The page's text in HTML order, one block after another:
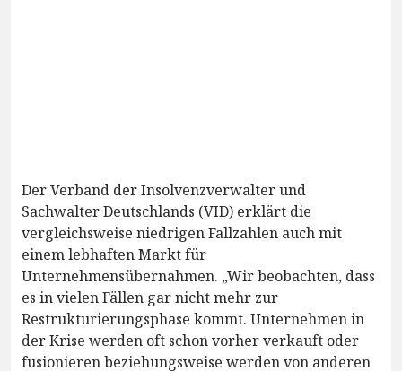
Der Verband der Insolvenzverwalter und
Sachwalter Deutschlands (VID) erklärt die
vergleichsweise niedrigen Fallzahlen auch mit
einem lebhaften Markt für
Unternehmensübernahmen. „Wir beobachten, dass
es in vielen Fällen gar nicht mehr zur
Restrukturierungsphase kommt. Unternehmen in
der Krise werden oft schon vorher verkauft oder
fusionieren beziehungsweise werden von anderen